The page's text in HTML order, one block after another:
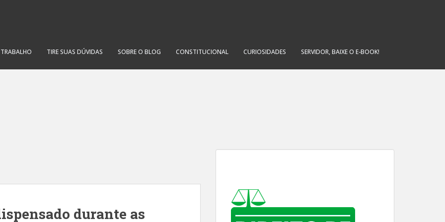
TIRE SUAS DÚVIDAS SOBRE O BLOG CONSTITUCIONAL CURIOSIDADES SERVIDOR, BAIXE O E-BOOK!
durante as